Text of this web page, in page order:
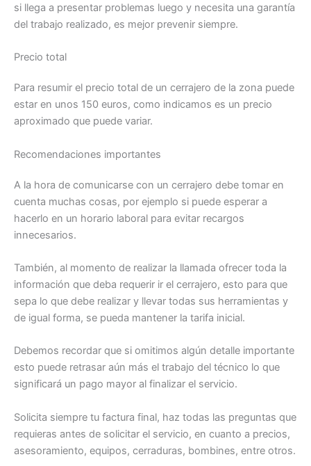
si llega a presentar problemas luego y necesita una garantía
del trabajo realizado, es mejor prevenir siempre.
Precio total
Para resumir el precio total de un cerrajero de la zona puede
estar en unos 150 euros, como indicamos es un precio
aproximado que puede variar.
Recomendaciones importantes
A la hora de comunicarse con un cerrajero debe tomar en
cuenta muchas cosas, por ejemplo si puede esperar a
hacerlo en un horario laboral para evitar recargos
innecesarios.
También, al momento de realizar la llamada ofrecer toda la
información que deba requerir ir el cerrajero, esto para que
sepa lo que debe realizar y llevar todas sus herramientas y
de igual forma, se pueda mantener la tarifa inicial.
Debemos recordar que si omitimos algún detalle importante
esto puede retrasar aún más el trabajo del técnico lo que
significará un pago mayor al finalizar el servicio.
Solicita siempre tu factura final, haz todas las preguntas que
requieras antes de solicitar el servicio, en cuanto a precios,
asesoramiento, equipos, cerraduras, bombines, entre otros.